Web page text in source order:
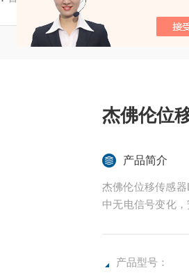
杰佛伦位
产品简介
杰佛伦位移传感器LT-M-1200-S LT系列在振动剧烈的应
中无电信号变化
产品型号：